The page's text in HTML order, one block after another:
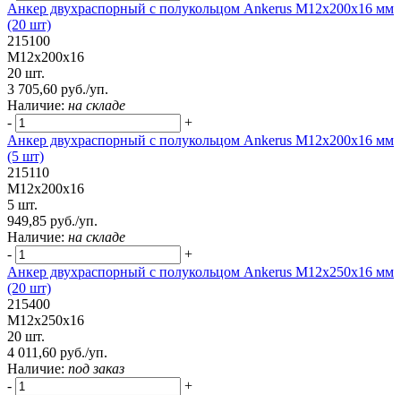
Анкер двухраспорный с полукольцом Ankerus М12х200х16 мм
(20 шт)
215100
М12х200х16
20 шт.
3 705,60 руб./уп.
Наличие: на складе
-
+
Анкер двухраспорный с полукольцом Ankerus М12х200х16 мм
(5 шт)
215110
М12х200х16
5 шт.
949,85 руб./уп.
Наличие: на складе
-
+
Анкер двухраспорный с полукольцом Ankerus М12х250х16 мм
(20 шт)
215400
М12х250х16
20 шт.
4 011,60 руб./уп.
Наличие: под заказ
-
+